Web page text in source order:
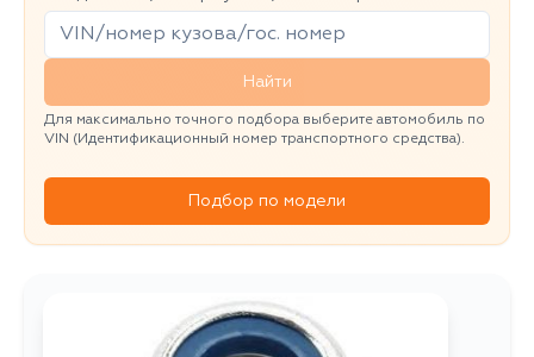
Найти
Для максимально точного подбора выберите автомобиль по
VIN (Идентификационный номер транспортного средства).
Подбор по модели